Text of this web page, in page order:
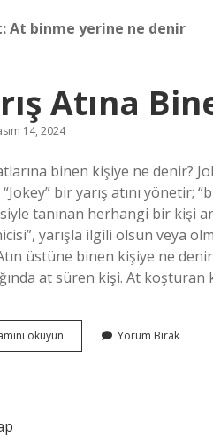
At binme yerine ne denir
Atına
14, 2024
binen kişiye ne denir?
bir yarış atını yönetir;
tanınan herhangi bir kişi
yarışla ilgili olsun veya
üstüne binen kişiye ne
at süren kişi. At
okuyun
Atına
Yorum Bırak